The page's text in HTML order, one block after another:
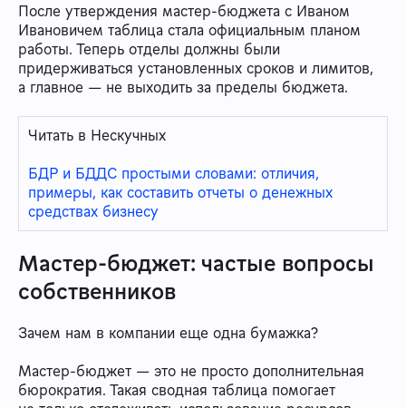
После утверждения мастер-бюджета с Иваном
Ивановичем таблица стала официальным планом
работы. Теперь отделы должны были
придерживаться установленных сроков и лимитов,
а главное — не выходить за пределы бюджета.
Читать в Нескучных
БДР и БДДС простыми словами: отличия,
примеры, как составить отчеты о денежных
средствах бизнесу
Мастер-бюджет: частые вопросы
собственников
Зачем нам в компании еще одна бумажка?
Мастер-бюджет — это не просто дополнительная
бюрократия. Такая сводная таблица помогает